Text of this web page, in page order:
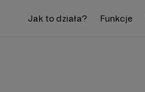
Jak to działa? Funkcje